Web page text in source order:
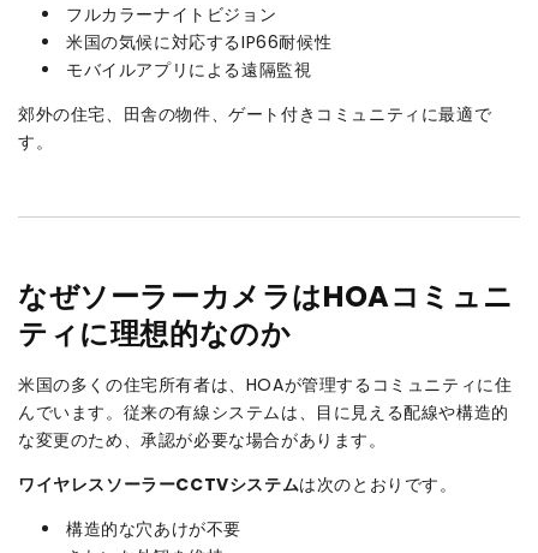
フルカラーナイトビジョン
米国の気候に対応するIP66耐候性
モバイルアプリによる遠隔監視
郊外の住宅、田舎の物件、ゲート付きコミュニティに最適で
す。
なぜソーラーカメラはHOAコミュニ
ティに理想的なのか
米国の多くの住宅所有者は、HOAが管理するコミュニティに住
んでいます。従来の有線システムは、目に見える配線や構造的
な変更のため、承認が必要な場合があります。
ワイヤレスソーラーCCTVシステムは次のとおりです。
構造的な穴あけが不要